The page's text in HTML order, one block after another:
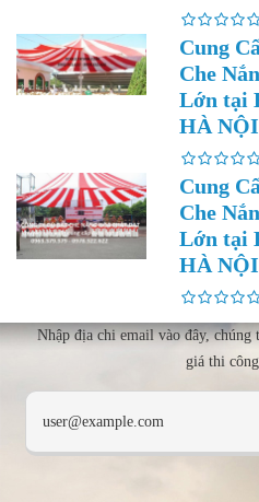
Cung
Che
Lớn tại
HÀ NỘI
Cung
Che
Lớn tại
HÀ NỘI
Nhập địa chi email vào đây,
giá thi